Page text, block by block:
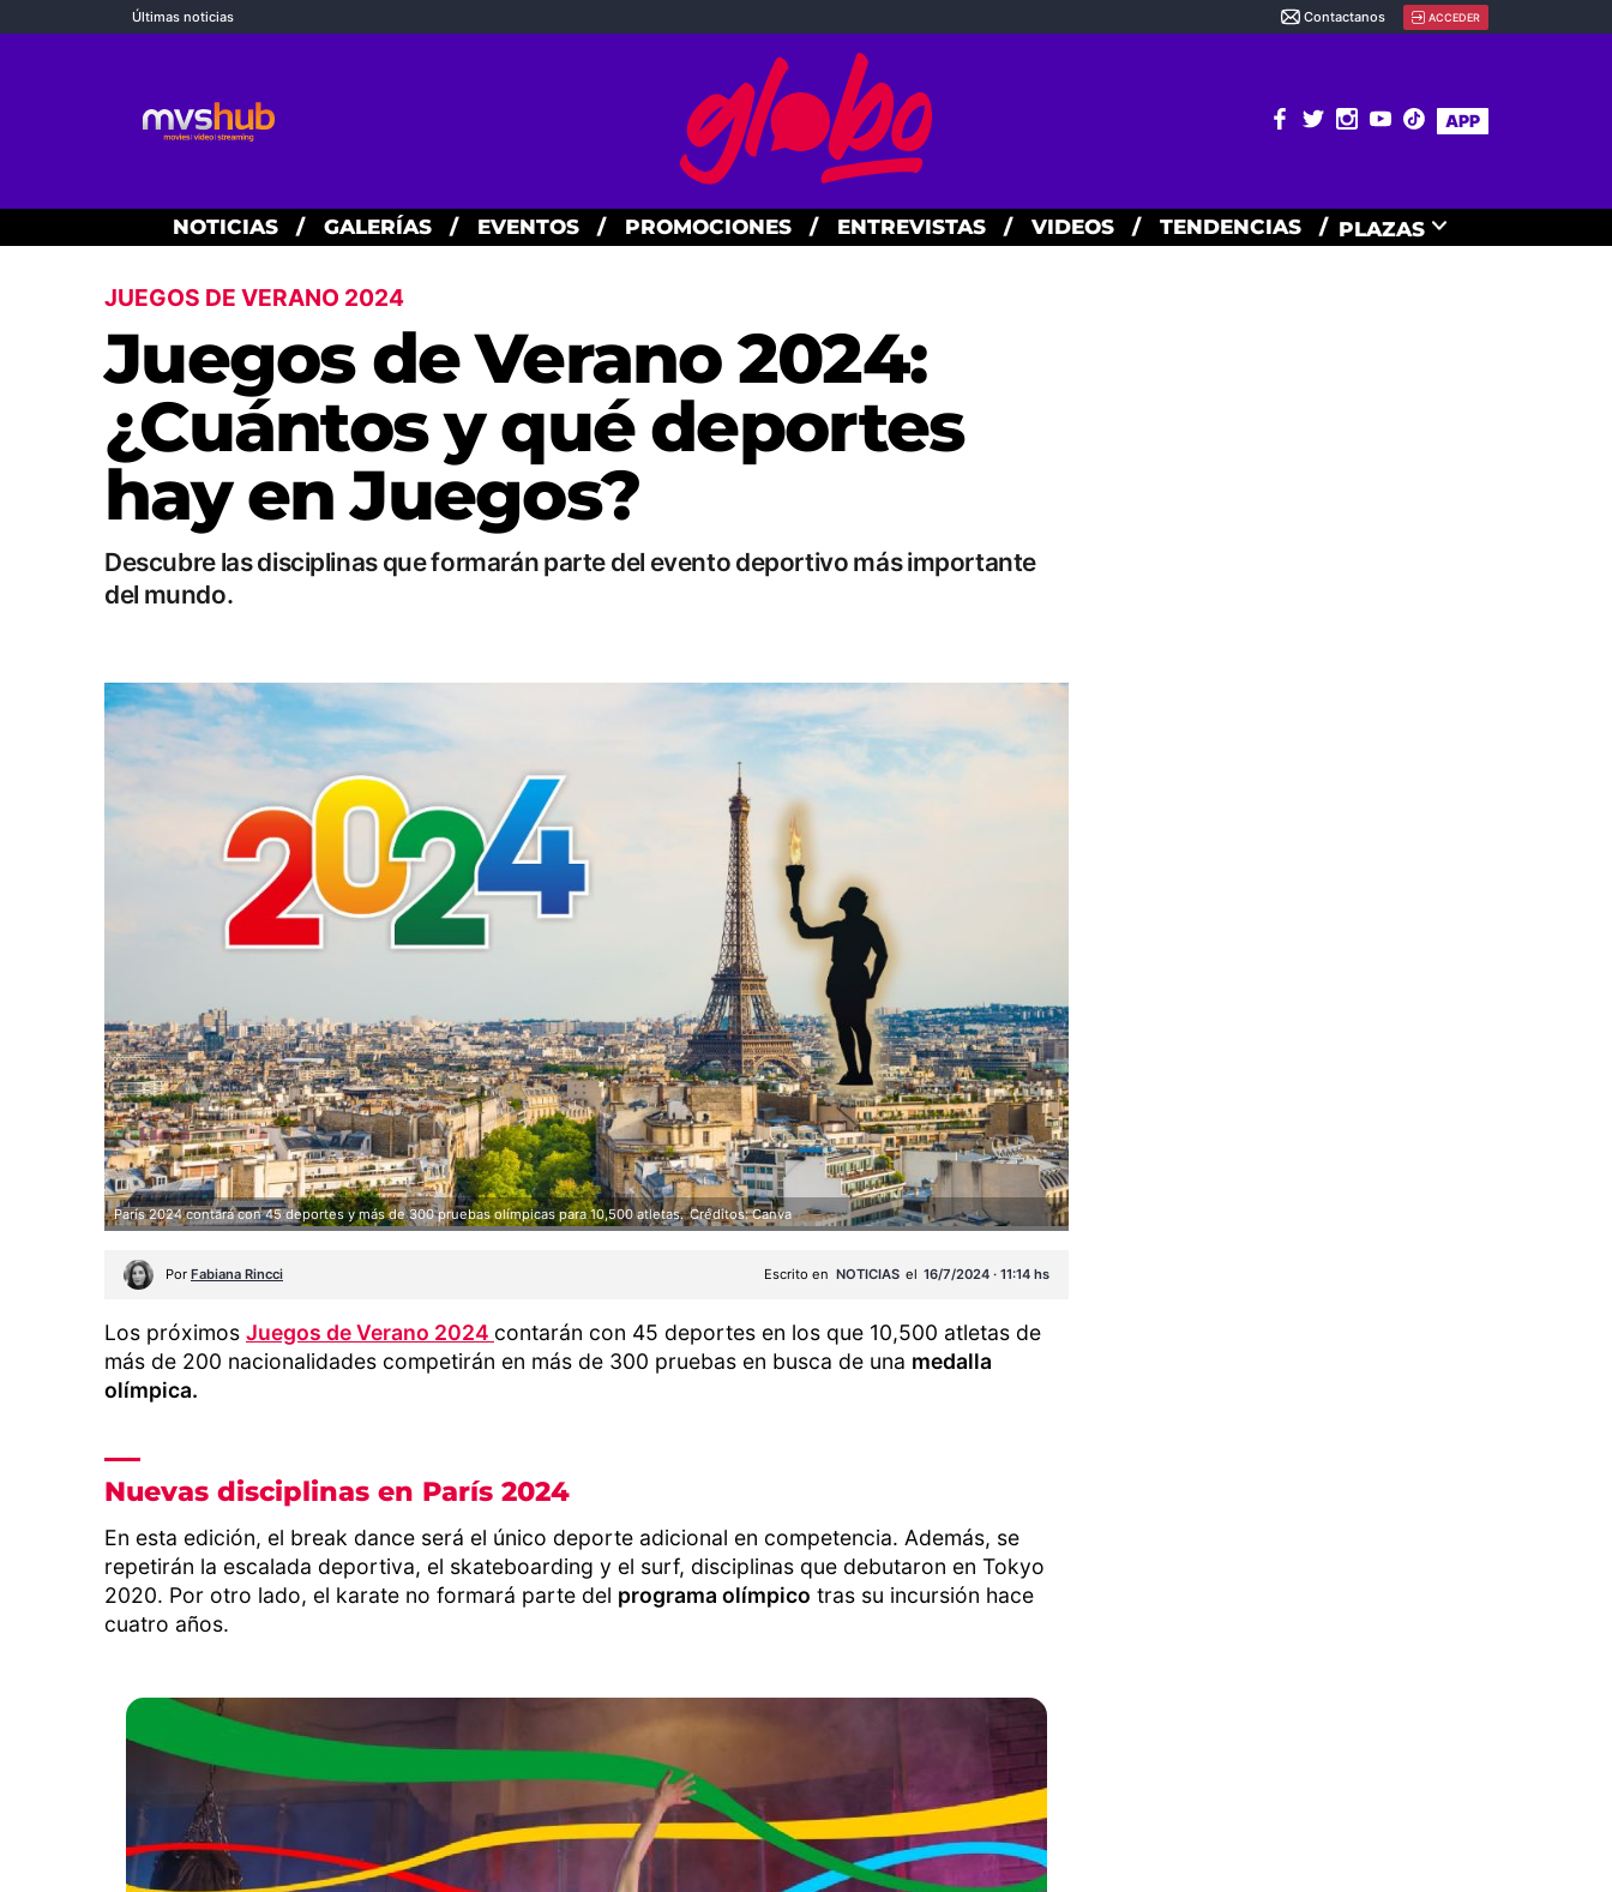
Últimas noticias Contactanos ACCEDER
APP
NOTICIAS / GALERÍAS / EVENTOS / PROMOCIONES / ENTREVISTAS / VIDEOS / TENDENCIAS / PLAZAS
JUEGOS DE VERANO 2024
Juegos de Verano 2024:
¿Cuántos y qué deportes
hay en Juegos?
Descubre las disciplinas que formarán parte del evento deportivo más importante
del mundo.
París 2024 contará con 45 deportes y más de 300 pruebas olímpicas para 10,500 atletas. Créditos: Canva
Por Fabiana Rincci Escrito en NOTICIAS el 16/7/2024 · 11:14 hs
Los próximos Juegos de Verano 2024 contarán con 45 deportes en los que 10,500 atletas de
más de 200 nacionalidades competirán en más de 300 pruebas en busca de una medalla
olímpica.
Nuevas disciplinas en París 2024
En esta edición, el break dance será el único deporte adicional en competencia. Además, se
repetirán la escalada deportiva, el skateboarding y el surf, disciplinas que debutaron en Tokyo
2020. Por otro lado, el karate no formará parte del programa olímpico tras su incursión hace
cuatro años.